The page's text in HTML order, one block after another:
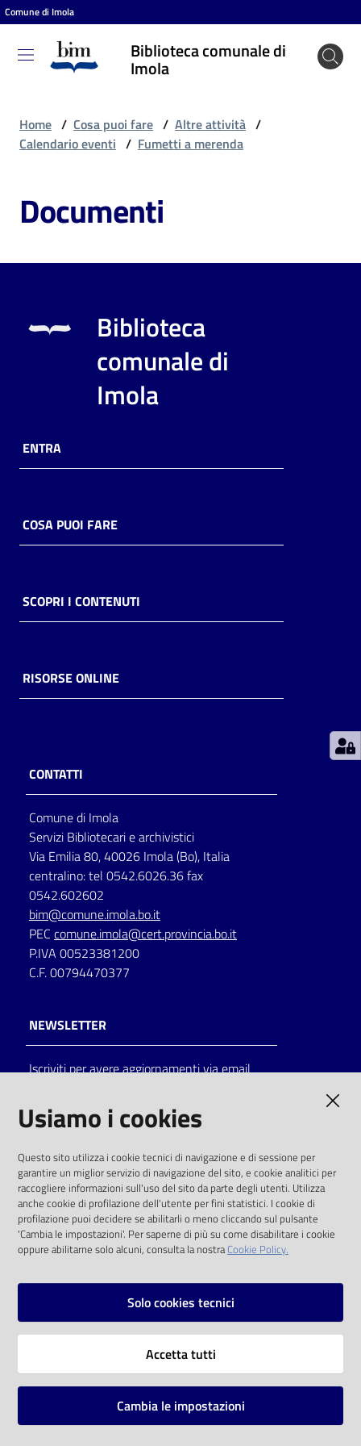
Vai al contenuto
Vai alla navigazione
Vai al footer
Comune di Imola
Biblioteca comunale di
Imola
Biblioteca
comunale
puoi
Risorse
online
Casa
Piani
storico
per
lettura
Seguici
su
Catalogo
on line
Eventi
Chiedi al
bibliotecario
Home / Cosa puoi fare / Altre attività /
Calendario eventi / Fumetti a merenda
Documenti
Biblioteca
comunale di
Imola
ENTRA
COSA PUOI FARE
SCOPRI I CONTENUTI
RISORSE ONLINE
CONTATTI
Comune di Imola
Servizi Bibliotecari e archivistici
Via Emilia 80, 40026 Imola (Bo), Italia
centralino: tel 0542.6026.36 fax
0542.602602
bim@comune.imola.bo.it
PEC comune.imola@cert.provincia.bo.it
P.IVA 00523381200
C.F. 00794470377
NEWSLETTER
Iscriviti per avere aggiornamenti via email
solo alle condizioni previste dalla direttiva
comunitaria 2003/98/CE e dal d.lgs. 36/2006
SOCIAL
Instagram
Vai alla pagina
Mappa del sito
Usiamo i cookies
Questo sito utilizza i cookie tecnici di navigazione e di sessione per
garantire un miglior servizio di navigazione del sito, e cookie analitici per
raccogliere informazioni sull'uso del sito da parte degli utenti. Utilizza
anche cookie di profilazione dell'utente per fini statistici. I cookie di
profilazione puoi decidere se abilitarli o meno cliccando sul pulsante
'Cambia le impostazioni'. Per saperne di più su come disabilitare i cookie
oppure abilitarne solo alcuni, consulta la nostraCookie Policy.
Solo cookies tecnici
Accetta tutti
Cambia le impostazioni